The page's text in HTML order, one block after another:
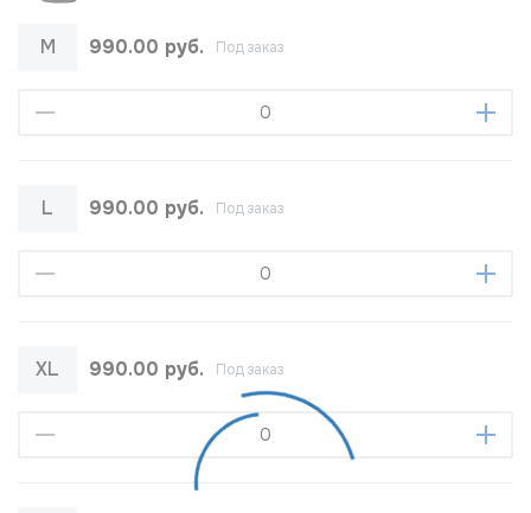
M 990.00 руб. Под заказ
L 990.00 руб. Под заказ
XL 990.00 руб. Под заказ